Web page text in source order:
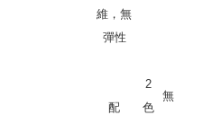
維，無
彈性
配
2
色
無